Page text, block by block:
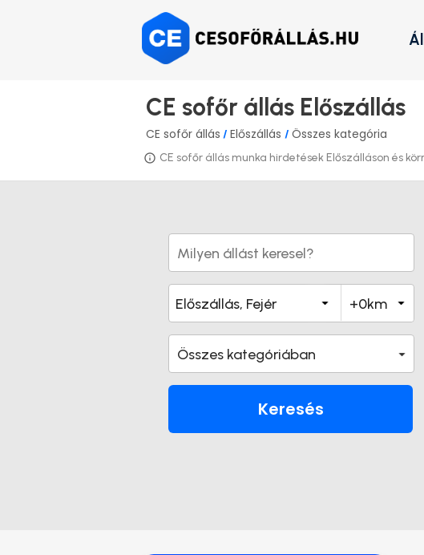
CE sofőr állás Előszállás
CE sofőr állás / Előszállás / Összes kategória
CE sofőr állás munka hirdetések Előszálláson és
Összes kategóriában
Keresés